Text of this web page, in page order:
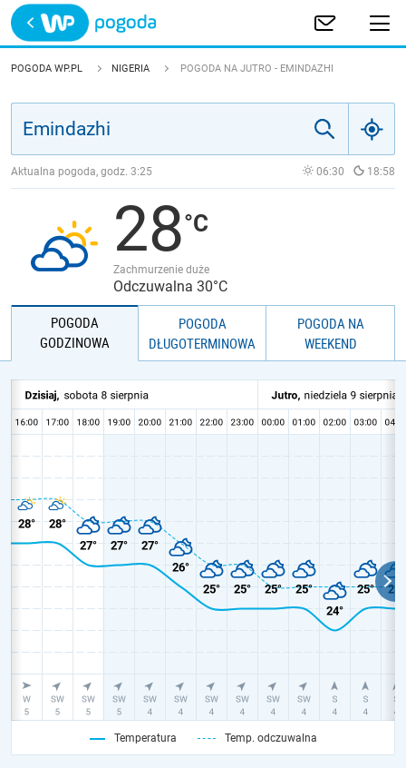
Trwa ładowanie
POLSKA
JAKOŚĆ POWIETRZA
POGODA WP.PL NIGERIA POGODA NA JUTRO - EMINDAZHI
Aktualna pogoda, godz. 3:25 06:30 18:58
28
Zachmurzenie duże
Odczuwalna 30°C
POGODA
GODZINOWA
POGODA
DŁUGOTERMINOWA
POGODA NA
WEEKEND
Temperatura Temp. odczuwalna